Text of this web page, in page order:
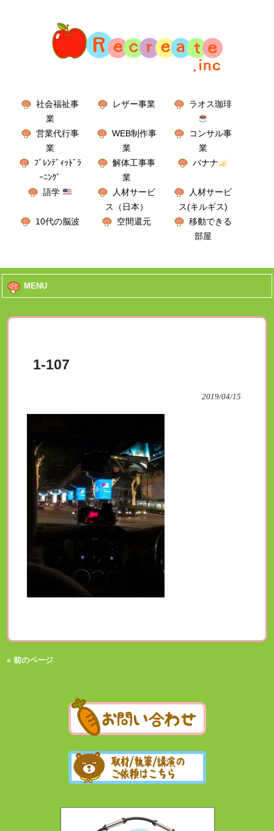
社会福祉事
業
レザー事業 ラオス珈琲
営業代行事
業
WEB制作事
業
コンサル事
業
ﾌﾞﾚﾝﾃﾞｨｯﾄﾞﾗ
ｰﾆﾝｸﾞ
解体工事事
業
バナナ
語学
人材サービ
ス（日本）
人材サービ
ス(キルギス)
10代の脳波
空間還元
移動できる
部屋
MENU
1-107
2019/04/15
« 前のページ